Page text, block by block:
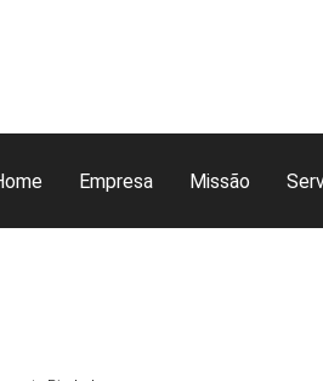
Empresa Missão